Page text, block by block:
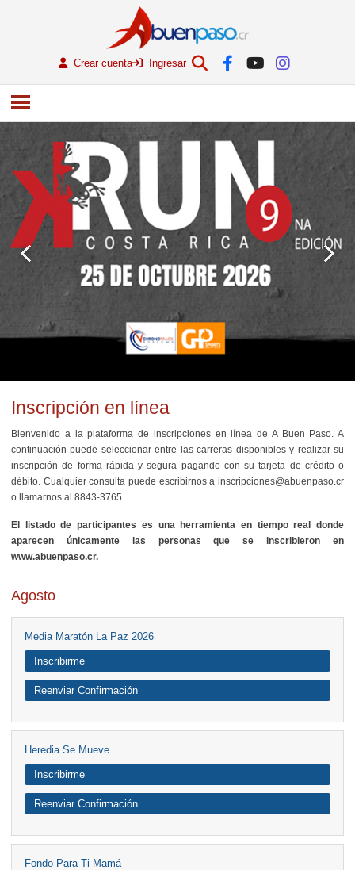
Crear cuenta Ingresar
Inscripción en línea
Bienvenido a la plataforma de inscripciones en línea de A Buen Paso. A
continuación puede seleccionar entre las carreras disponibles y realizar su
inscripción de forma rápida y segura pagando con su tarjeta de crédito o
débito. Cualquier consulta puede escribirnos a inscripciones@abuenpaso.cr
o llamarnos al 8843-3765.
El listado de participantes es una herramienta en tiempo real donde
aparecen únicamente las personas que se inscribieron en
www.abuenpaso.cr.
Agosto
Media Maratón La Paz 2026
Inscribirme
Reenviar Confirmación
Heredia Se Mueve
Inscribirme
Reenviar Confirmación
Fondo Para Ti Mamá